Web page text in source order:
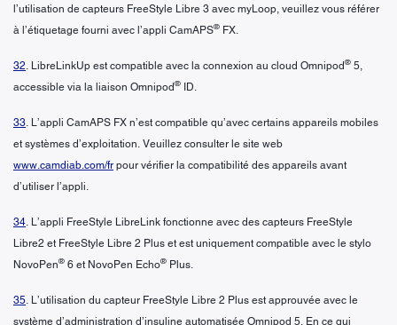
l’utilisation de capteurs FreeStyle Libre 3 avec myLoop, veuillez vous référer
à l’étiquetage fourni avec l’appli CamAPS® FX.
32. LibreLinkUp est compatible avec la connexion au cloud Omnipod® 5,
accessible via la liaison Omnipod® ID.
33. L’appli CamAPS FX n’est compatible qu’avec certains appareils mobiles
et systèmes d’exploitation. Veuillez consulter le site web
www.camdiab.com/fr pour vérifier la compatibilité des appareils avant
d’utiliser l’appli.
34. L’appli FreeStyle LibreLink fonctionne avec des capteurs FreeStyle
Libre2 et FreeStyle Libre 2 Plus et est uniquement compatible avec le stylo
NovoPen® 6 et NovoPen Echo® Plus.
35. L’utilisation du capteur FreeStyle Libre 2 Plus est approuvée avec le
système d’administration d’insuline automatisée Omnipod 5. En ce qui